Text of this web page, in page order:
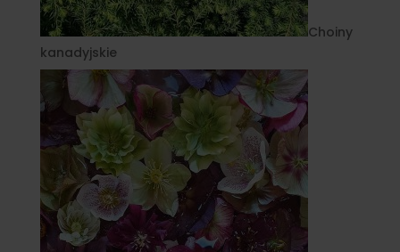
Choiny
kanadyjskie